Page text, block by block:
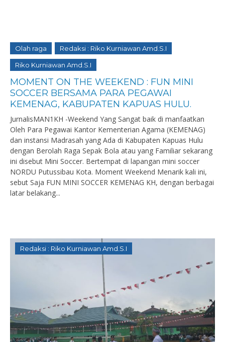
Olah raga Redaksi : Riko Kurniawan Amd.S.I
Riko Kurniawan Amd.S.I
MOMENT ON THE WEEKEND : FUN MINI
SOCCER BERSAMA PARA PEGAWAI
KEMENAG, KABUPATEN KAPUAS HULU.
JurnalisMAN1KH -Weekend Yang Sangat baik di manfaatkan
Oleh Para Pegawai Kantor Kementerian Agama (KEMENAG)
dan instansi Madrasah yang Ada di Kabupaten Kapuas Hulu
dengan Berolah Raga Sepak Bola atau yang Familiar sekarang
ini disebut Mini Soccer. Bertempat di lapangan mini soccer
NORDU Putussibau Kota. Moment Weekend Menarik kali ini,
sebut Saja FUN MINI SOCCER KEMENAG KH, dengan berbagai
latar belakang...
Redaksi : Riko Kurniawan Amd.S.I